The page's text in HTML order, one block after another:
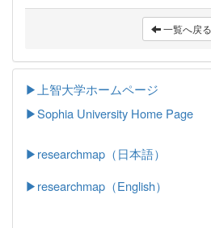
一覧へ戻る
▶上智大学ホームページ
▶Sophia University Home Page
▶researchmap（日本語）
▶researchmap（English）